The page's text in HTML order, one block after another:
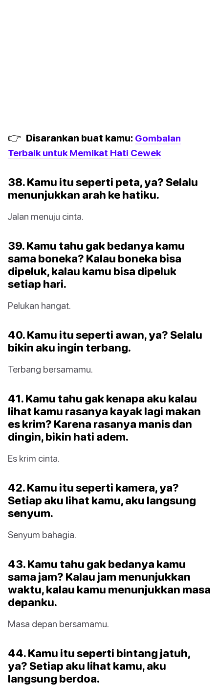
👉 Disarankan buat kamu: Gombalan
Terbaik untuk Memikat Hati Cewek
38. Kamu itu seperti peta, ya? Selalu
menunjukkan arah ke hatiku.
Jalan menuju cinta.
39. Kamu tahu gak bedanya kamu
sama boneka? Kalau boneka bisa
dipeluk, kalau kamu bisa dipeluk
setiap hari.
Pelukan hangat.
40. Kamu itu seperti awan, ya? Selalu
bikin aku ingin terbang.
Terbang bersamamu.
41. Kamu tahu gak kenapa aku kalau
lihat kamu rasanya kayak lagi makan
es krim? Karena rasanya manis dan
dingin, bikin hati adem.
Es krim cinta.
42. Kamu itu seperti kamera, ya?
Setiap aku lihat kamu, aku langsung
senyum.
Senyum bahagia.
43. Kamu tahu gak bedanya kamu
sama jam? Kalau jam menunjukkan
waktu, kalau kamu menunjukkan masa
depanku.
Masa depan bersamamu.
44. Kamu itu seperti bintang jatuh,
ya? Setiap aku lihat kamu, aku
langsung berdoa.